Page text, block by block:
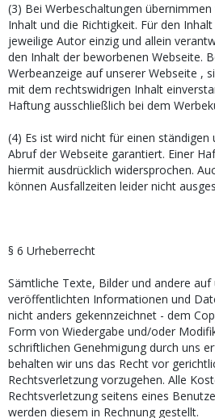
(3) Bei Werbeschaltungen
Inhalt und die Richtigkeit. Für den
jeweilige Autor einzig und allein
den Inhalt der beworbenen Webseite.
Werbeanzeige auf unserer Webseite ,
mit dem rechtswidrigen Inhalt
Haftung ausschließlich bei dem
(4) Es ist wird nicht für einen ständigen
Abruf der Webseite garantiert. Einer
hiermit ausdrücklich widersprochen.
können Ausfallzeiten leider nicht
§ 6 Urheberrecht
Sämtliche Texte, Bilder und andere auf
veröffentlichten Informationen und
nicht anders gekennzeichnet - dem
Form von Wiedergabe und/oder
schriftlichen Genehmigung durch uns
behalten wir uns das Recht vor
Rechtsverletzung vorzugehen. Alle
Rechtsverletzung seitens eines
werden diesem in Rechnung gestellt.